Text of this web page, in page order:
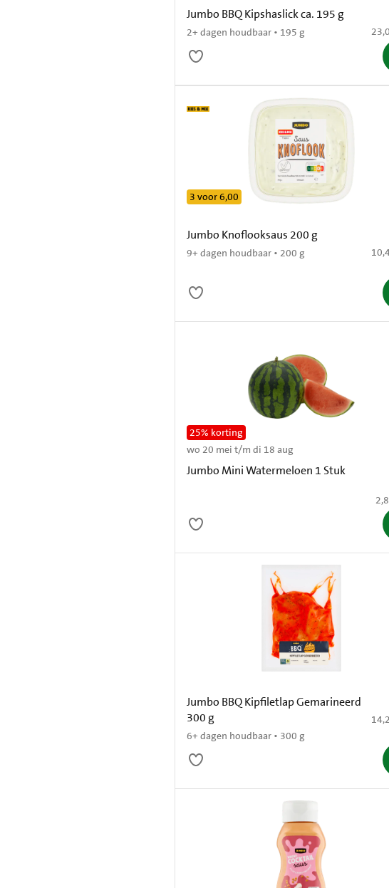
Jumbo BBQ Kipshaslick ca. 195 g
2+ dagen houdbaar • 195 g
€
Jumbo Knoflooksaus 200 g
9+ dagen houdbaar • 200 g
3 voor 6,00
€
Jumbo Mini Watermeloen 1 Stuk
25% korting
wo 20 mei t/m di 18 aug
€
Jumbo BBQ Kipfiletlap Gemarineerd
300 g
6+ dagen houdbaar • 300 g
€